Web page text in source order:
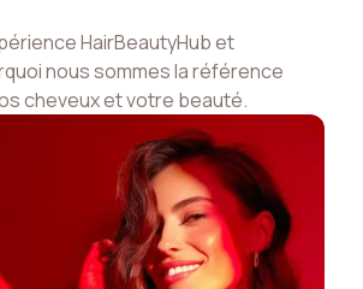
HairBeautyHub et
nous sommes la référence
cheveux et votre beauté.